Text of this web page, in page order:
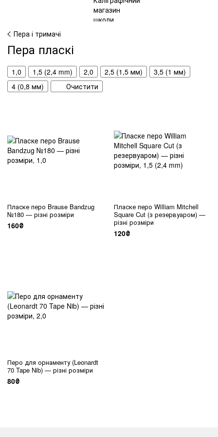
Пера і тримачі
Пера пласкі
1,0 1,5 (2,4 mm) 2,0 2,5 (1,5 мм)
3,5 (1 мм)
4 (0,8 мм)
Очистити
Пласке перо Brause Bandzug
№180 — різні розміри
160₴
Пласке перо William Mitchell
Square Cut (з резервуаром) —
різні розміри
120₴
Перо для орнаменту (Leonardt
70 Tape Nib) — різні розміри
80₴